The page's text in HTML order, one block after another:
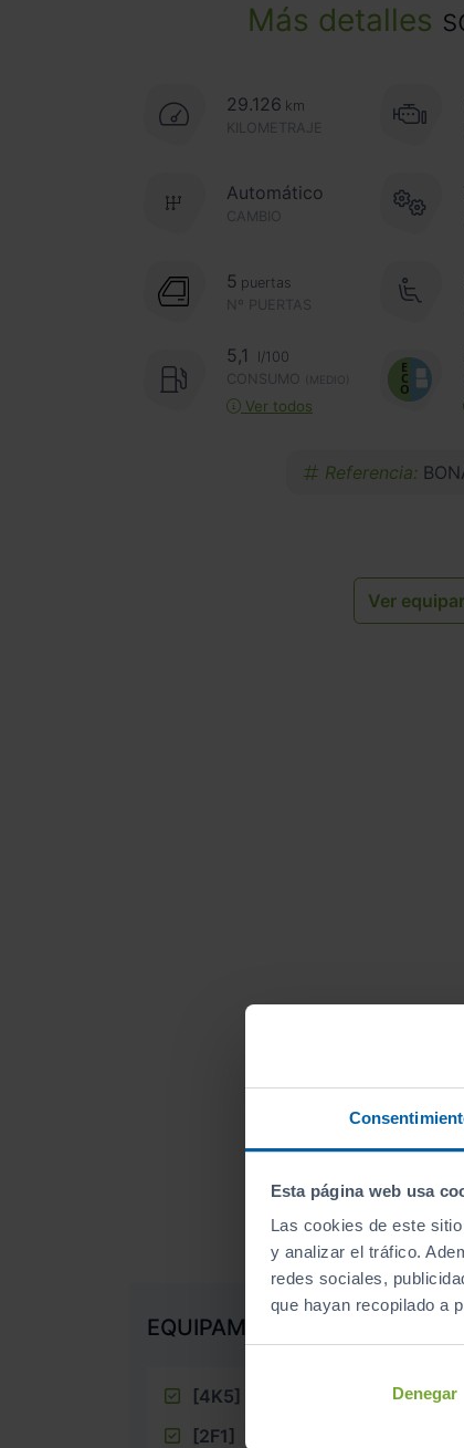
Esta página web usa
Las cookies de este
y analizar el tráfico.
redes sociales,
que hayan recopilado a
Denegar
Más detalles
29.126 km
KILOMETRAJE
CAMBIO
Automático
Nº PUERTAS
5 puertas
5,1
l/100
CONSUMO
(MEDIO)
Ver todos
Referencia:
Ver
EQUIPAMIENTO EXTRA
[4K5]
Llave de confort sin
[2F1]